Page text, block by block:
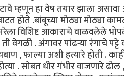
म्हणून हा वेष तयार झाला
होते .बांबूच्या मोठ्या मोठ्या
विशिष्ट आकाराचे वाळवलेले
वेगळी . अंगावर पांढऱ्या रंगाचे
, फाल्या अशी हत्यारे होती .
. सोबत धीर गंभीर वाजणारे